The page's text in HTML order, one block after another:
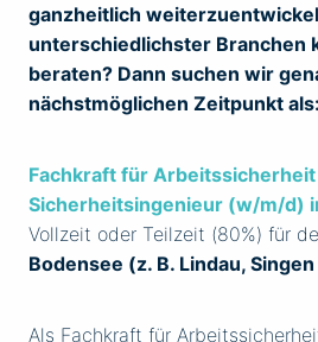
ganzheitlich
unterschiedlichster Branchen
beraten? Dann suchen wir
nächstmöglichen Zeitpunkt als:
Fachkraft für
Sicherheitsingenieur (w/m/d)
Vollzeit oder Teilzeit (80%) für
Bodensee (z. B. Lindau,
Als Fachkraft für